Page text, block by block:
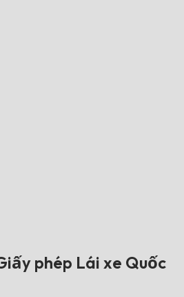
phép Lái xe Quốc